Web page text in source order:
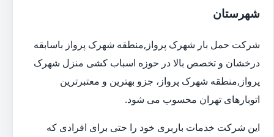
شهرستان
شرکت حمل بار شهرک پرواز,منطقه شهرک پرواز باسابقه
درخشان و تخصص بالا در حوزه اسباب کشی منزل شهرک
پرواز,منطقه شهرک پرواز، جزو بهترین و معتبرترین
اتوبارهای تهران محسوب می شود.
این شرکت خدمات باربری خود را حتی برای افرادی که